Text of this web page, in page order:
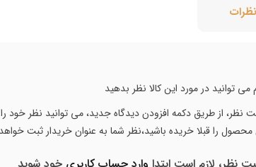
نظرات
توانید در مورد این کالا نظر بدهید
نظر، از طریق دکمه افزودن دیدگاه جدید، می توانید نظر خود
محصول را قبلا خریده باشید،نظر شما به عنوان خریدار ثبت